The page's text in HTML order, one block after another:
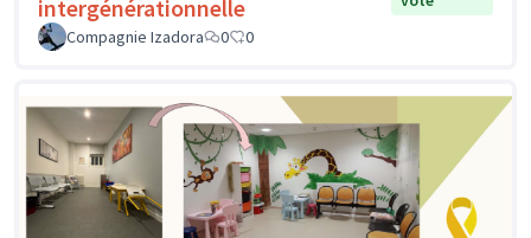
intergénérationnelle
Compagnie Izadora
0 0